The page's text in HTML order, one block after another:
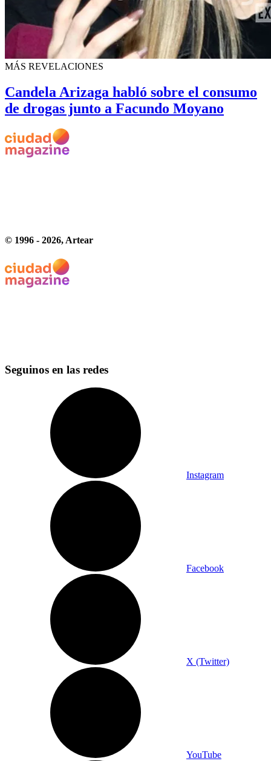
MÁS REVELACIONES
Candela Arizaga habló sobre el consumo
de drogas junto a Facundo Moyano
© 1996 - 2026, Artear
Seguinos en las redes
Instagram
Facebook
X (Twitter)
YouTube